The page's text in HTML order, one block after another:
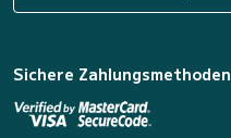
Sichere Zahlungsmethoden